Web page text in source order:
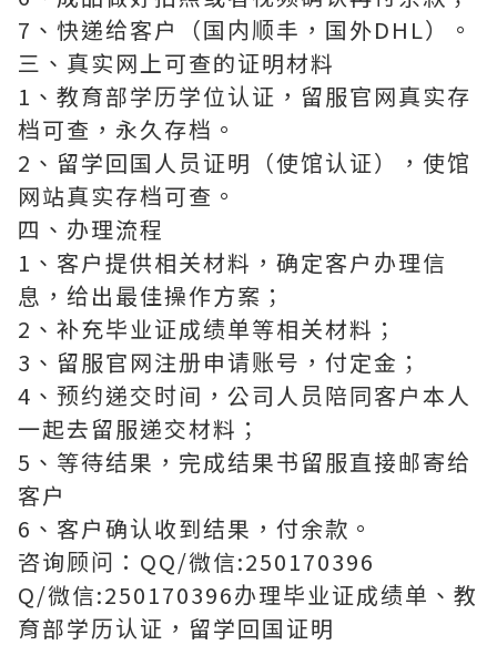
7、快递给客户（国内顺丰，国外DHL）。
三、真实网上可查的证明材料
1、教育部学历学位认证，留服官网真实存
档可查，永久存档。
2、留学回国人员证明（使馆认证），使馆
网站真实存档可查。
四、办理流程
1、客户提供相关材料，确定客户办理信
息，给出最佳操作方案；
2、补充毕业证成绩单等相关材料；
3、留服官网注册申请账号，付定金；
4、预约递交时间，公司人员陪同客户本人
一起去留服递交材料；
5、等待结果，完成结果书留服直接邮寄给
客户
6、客户确认收到结果，付余款。
咨询顾问：QQ/微信:250170396
Q/微信:250170396办理毕业证成绩单、教
育部学历认证，留学回国证明